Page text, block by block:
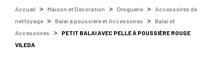
Accueil Maison et Décoration Droguerie
Accessoires de
nettoyage
Balai à poussière et Accessoires
Balai et
Accessoires
PETIT BALAI AVEC PELLE À POUSSIÈRE ROUGE
VILEDA